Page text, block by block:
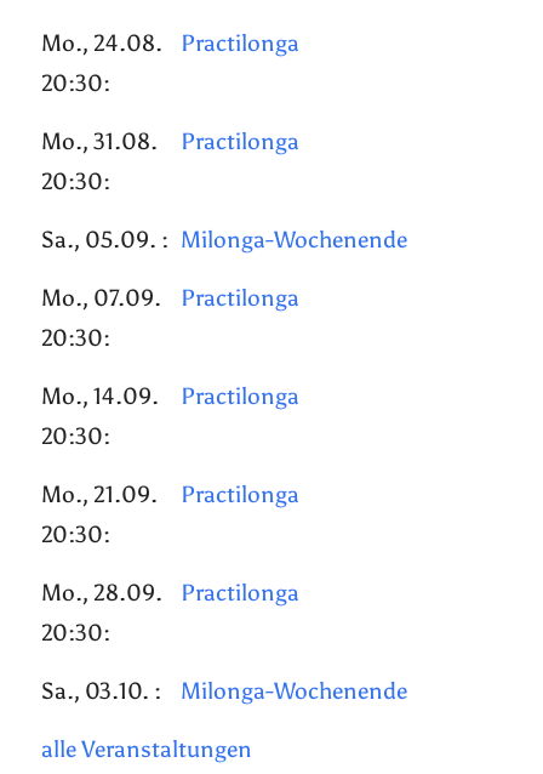
Mo., 24.08.
20:30:
Practilonga
Mo., 31.08.
20:30:
Practilonga
Sa., 05.09. : Milonga-Wochenende
Mo., 07.09.
20:30:
Practilonga
Mo., 14.09.
20:30:
Practilonga
Mo., 21.09.
20:30:
Practilonga
Mo., 28.09.
20:30:
Practilonga
Sa., 03.10. : Milonga-Wochenende
alle Veranstaltungen